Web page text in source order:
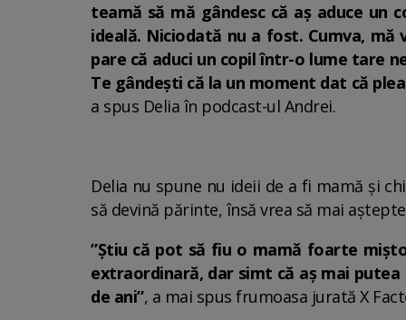
teamă să mă gândesc că aș aduce un
ideală. Niciodată nu a fost. Cumva,
pare că aduci un copil într-o lume tare
Te gândești că la un moment dat că
a spus Delia în podcast-ul Andrei.
Delia nu spune nu ideii de a fi mamă și
să devină părinte, însă vrea să mai
”Știu că pot să fiu o mamă foarte
extraordinară, dar simt că aș mai putea
de ani”, a mai spus frumoasa jurată X